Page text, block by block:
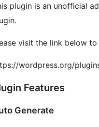
plugin is an unofficial
visit the link below
wordpress.org/
Features
Generate